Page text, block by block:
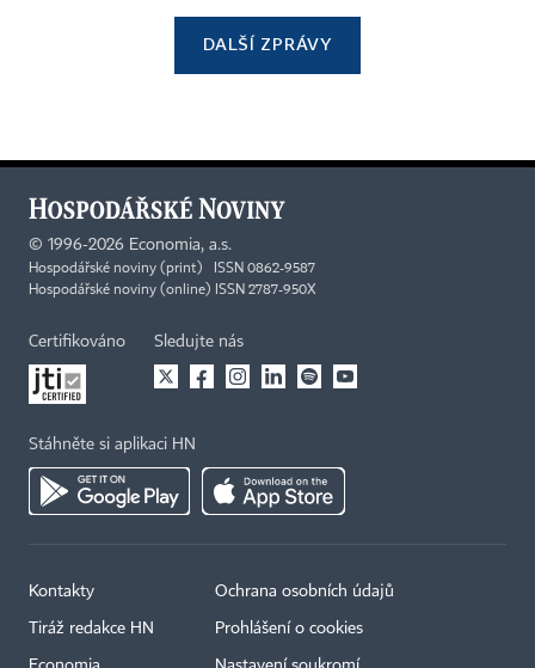
DALŠÍ ZPRÁVY
© 1996-2026 Economia, a.s.
Hospodářské noviny (print) ISSN 0862-9587
Hospodářské noviny (online) ISSN 2787-950X
Certifikováno Sledujte nás
Stáhněte si aplikaci HN
Kontakty
Tiráž redakce HN
Ochrana osobních údajů
Prohlášení o cookies